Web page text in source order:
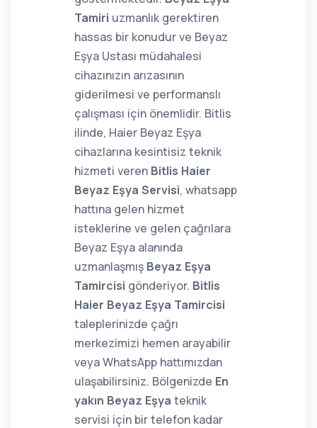
Tamiri uzmanlık gerektiren
hassas bir konudur ve Beyaz
Eşya Ustası müdahalesi
cihazınızın arızasının
giderilmesi ve performanslı
çalışması için önemlidir. Bitlis
ilinde, Haier Beyaz Eşya
cihazlarına kesintisiz teknik
hizmeti veren Bitlis Haier
Beyaz Eşya Servisi, whatsapp
hattına gelen hizmet
isteklerine ve gelen çağrılara
Beyaz Eşya alanında
uzmanlaşmış Beyaz Eşya
Tamircisi gönderiyor. Bitlis
Haier Beyaz Eşya Tamircisi
taleplerinizde çağrı
merkezimizi hemen arayabilir
veya WhatsApp hattımızdan
ulaşabilirsiniz. Bölgenizde En
yakın Beyaz Eşya teknik
servisi için bir telefon kadar